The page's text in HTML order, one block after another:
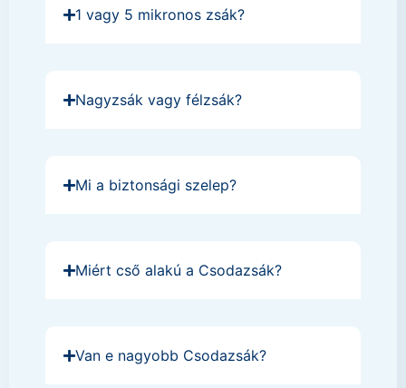
1 vagy 5 mikronos zsák?
Nagyzsák vagy félzsák?
Mi a biztonsági szelep?
Miért cső alakú a Csodazsák?
Van e nagyobb Csodazsák?